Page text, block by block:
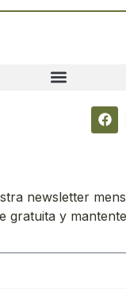
newsletter
gratuita y